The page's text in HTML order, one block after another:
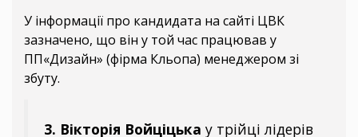
У інформації про кандидата на сайті ЦВК
зазначено, що він у той час працював у
ПП«Дизайн» (фірма Кльопа) менеджером зі
збуту.
3. Вікторія Войціцька у трійці лідерів